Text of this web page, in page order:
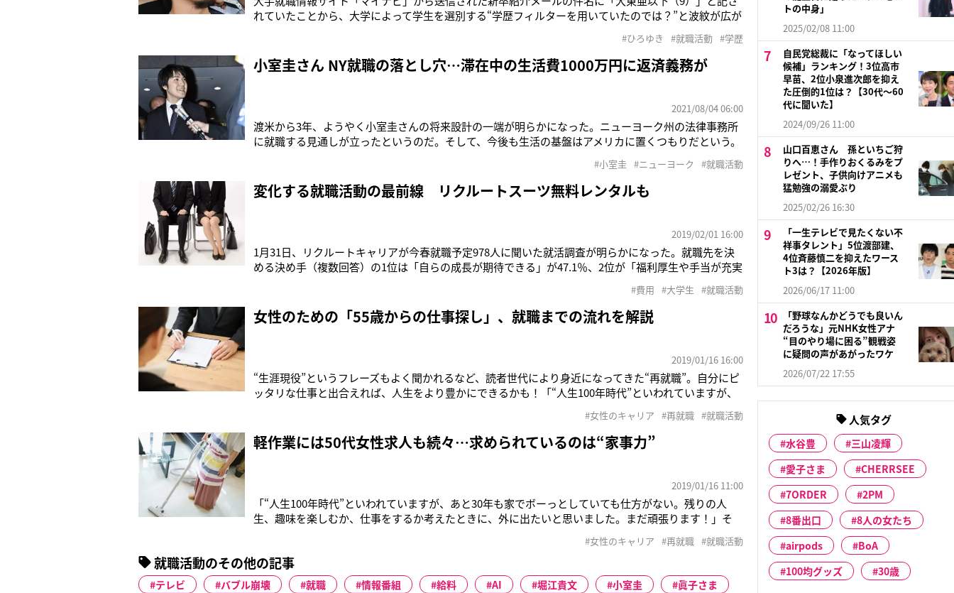
れていたことから、大学によって学生を選別する“学歴フィルターを用いていたのでは？”と波紋が広が
す。また『（9）』はネットスラングで“バカ”との意味を持つとも言われており、たちまちTwitter上で
炎上する事態に発展し
#ひろゆき #就職活動 #学歴
小室圭さん NY就職の落とし穴…滞在中の生活費1000万円に返済義務が
2021/08/04 06:00
渡米から3年、ようやく小室圭さんの将来設計の一端が明らかになった。ニューヨーク州の法律事務所
に就職する見通しが立ったというのだ。そして、今後も生活の基盤はアメリカに置くつもりだという。
ょう。眞子さま自身も二度の長期留学を経験されていますから、海外生活に大きなハードルはないでし
ょう。ただ、現状では小室さんは金銭
#小室圭 #ニューヨーク #就職活動
変化する就職活動の最前線 リクルートスーツ無料レンタルも
2019/02/01 16:00
1月31日、リクルートキャリアが今春就職予定978人に聞いた就活調査が明らかになった。就職先を決
める決め手（複数回答）の1位は「自らの成長が期待できる」が47.1％、2位が「福利厚生や手当が充実
業説明会が3月から解禁される。本格的な就活期を前に、就活費用を気にする学生は多い。昨夏、マイ
ナビによる大学
#費用 #大学生 #就職活動
女性のための「55歳からの仕事探し」、就職までの流れを解説
2019/01/16 16:00
“生涯現役”というフレーズもよく聞かれるなど、読者世代により身近になってきた“再就職”。自分にピ
ッタリな仕事と出合えれば、人生をより豊かにできるかも！「“人生100年時代”といわれていますが、
ときに、外に出たいと思いました。まだ頑張ります！」そう語るのは、都内に住む女性Aさん（70
歳）。デザイン会社や広告代
#女性のキャリア #再就職 #就職活動
軽作業には50代女性求人も続々…求められているのは“家事力”
2019/01/16 11:00
「“人生100年時代”といわれていますが、あと30年も家でボーっとしていても仕方がない。残りの人
生、趣味を楽しむか、仕事をするか考えたときに、外に出たいと思いました。まだ頑張ります！」そ
年2月に69歳で退職した。健康寿命の延伸、年金受給開始の後ろ倒しに関する議論などもあり、これか
らは定年後も働くことがより
#女性のキャリア #再就職 #就職活動
就職活動のその他の記事
テレビ バブル崩壊 就職 情報番組 給料 AI 堀江貴文 小室圭
眞子さま
トの中身」
2025/02/08 11:00
自民党総裁に「なってほしい
候補」ランキング！3位高市
早苗、2位小泉進次郎を抑え
た圧倒的1位は？【30代〜60
代に聞いた】
2024/09/26 11:00
山口百恵さん 孫といちご狩
りへ…！手作りおくるみをプ
レゼント、子供向けアニメも
猛勉強の溺愛ぶり
2025/02/26 16:30
「一生テレビで見たくない不
祥事タレント」5位渡部建、
4位斉藤慎二を抑えたワース
ト3は？【2026年版】
2026/06/17 11:00
「野球なんかどうでも良いん
だろうな」元NHK女性アナ
“目のやり場に困る”観戦姿
に疑問の声があがったワケ
2026/07/22 17:55
人気タグ
水谷豊
三山凌輝
愛子さま
CHERRSEE
7ORDER
2PM
8番出口
8人の女たち
airpods
BoA
100均グッズ
30歳